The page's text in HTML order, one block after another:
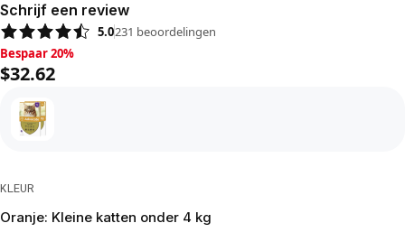
Schrijf een review
5.0231 beoordelingen
Bespaar 20%, $32.62
Bespaar 20%
$32.62
KLEUR
Oranje: Kleine katten onder 4 kg